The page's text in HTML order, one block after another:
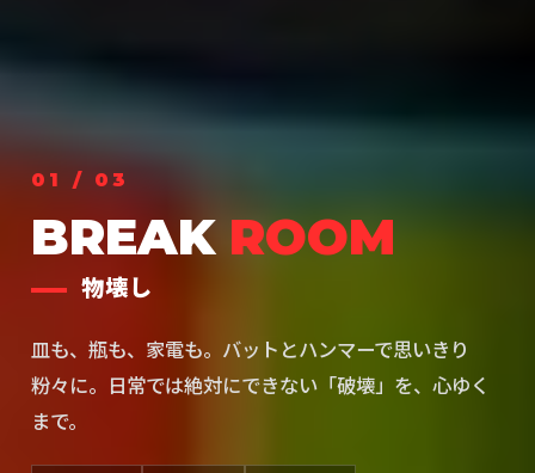
01 / 03
BREAK ROOM
物壊し
皿も、瓶も、家電も。バットとハンマーで思いきり
粉々に。日常では絶対にできない「破壊」を、心ゆく
まで。